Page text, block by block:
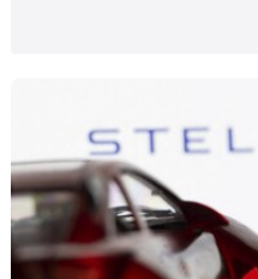
Services
Forum
Moto